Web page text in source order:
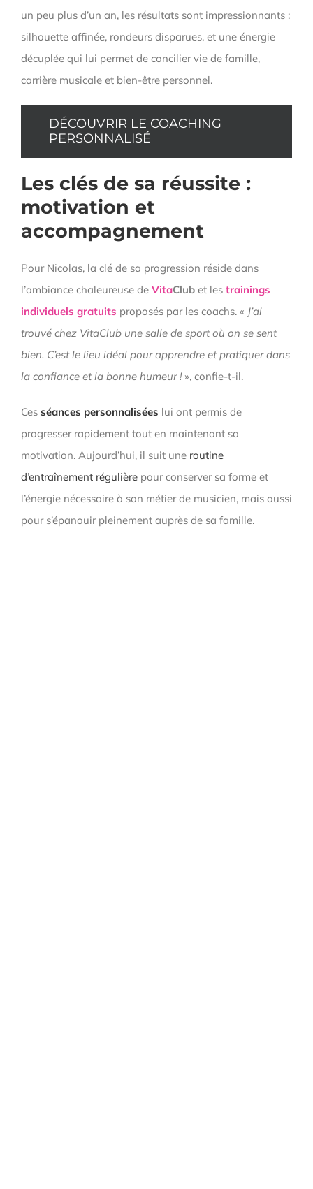
un peu plus d’un an, les résultats sont impressionnants :
silhouette affinée, rondeurs disparues, et une énergie
décuplée qui lui permet de concilier vie de famille,
carrière musicale et bien-être personnel.
DÉCOUVRIR LE COACHING
PERSONNALISÉ
Les clés de sa réussite :
motivation et
accompagnement
Pour Nicolas, la clé de sa progression réside dans
l’ambiance chaleureuse de VitaClubet les trainings
individuels gratuits proposés par les coachs. « J’ai
trouvé chez VitaClub une salle de sport où on se sent
bien. C’est le lieu idéal pour apprendre et pratiquer dans
la confiance et la bonne humeur !», confie-t-il.
Ces séances personnalisées lui ont permis de
progresser rapidement tout en maintenant sa
motivation. Aujourd’hui, il suit une routine
d’entraînement régulièrepour conserver sa forme et
l’énergie nécessaire à son métier de musicien, mais aussi
pour s’épanouir pleinement auprès de sa famille.